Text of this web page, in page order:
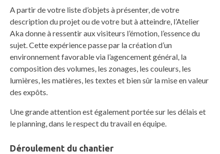
A partir de votre liste d’objets à présenter, de votre
description du projet ou de votre but à atteindre, l’Atelier
Aka donne à ressentir aux visiteurs l’émotion, l’essence du
sujet. Cette expérience passe par la création d’un
environnement favorable via l’agencement général, la
composition des volumes, les zonages, les couleurs, les
lumières, les matières, les textes et bien sûr la mise en valeur
des expôts.
Une grande attention est également portée sur les délais et
le planning, dans le respect du travail en équipe.
Déroulement du chantier